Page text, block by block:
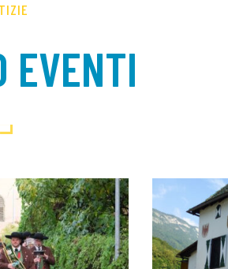
EVENTI